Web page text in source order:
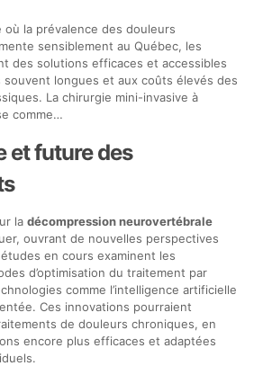
où la prévalence des douleurs
sensiblement au Québec, les
des solutions efficaces et accessibles
longues et aux coûts élevés des
La chirurgie mini-invasive à
comme…
et future des
la décompression neurovertébrale
ouvrant de nouvelles perspectives
études en cours examinent les
d’optimisation du traitement par
comme l’intelligence artificielle
Ces innovations pourraient
de douleurs chroniques, en
encore plus efficaces et adaptées